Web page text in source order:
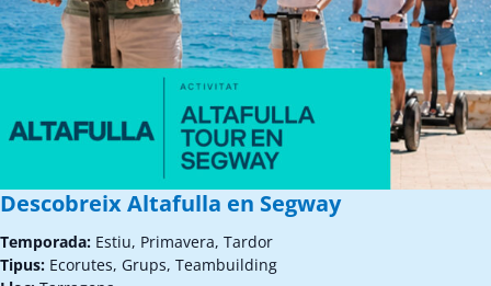
Descobreix Altafulla en Segway
Temporada: Estiu, Primavera, Tardor
Tipus: Ecorutes, Grups, Teambuilding